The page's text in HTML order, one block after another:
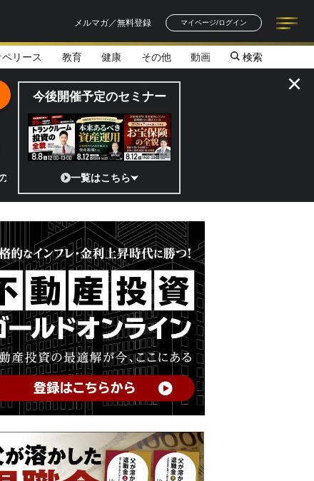
メルマガ／無料登録
マイページ/ログイン
記事一覧
著者一覧
ペリース 教育 健康 その他 動画 検索
ャーのココがスゴイ！／補助金から実需へ、知られざる宇宙産業の
今後開催予定のセミナー
一覧はこちら
×